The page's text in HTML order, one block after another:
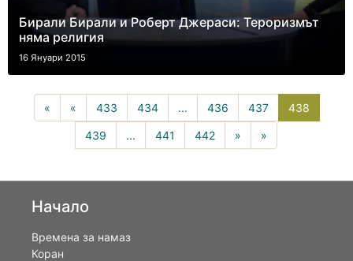
Бирали Бирали и Роберт Джераси: Тероризмът
няма религия
16 Януари 2015
« « 433 434 ... 436 437 438
439 ... 441 442 » »
Начало
Времена за намаз
Коран